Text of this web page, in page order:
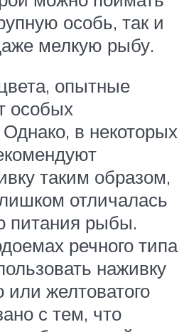
особь, так и
мелкую рыбу.
опытные
особых
в некоторых
таким образом,
отличалась
питания рыбы.
речного типа
наживку
или желтоватого
с тем, что